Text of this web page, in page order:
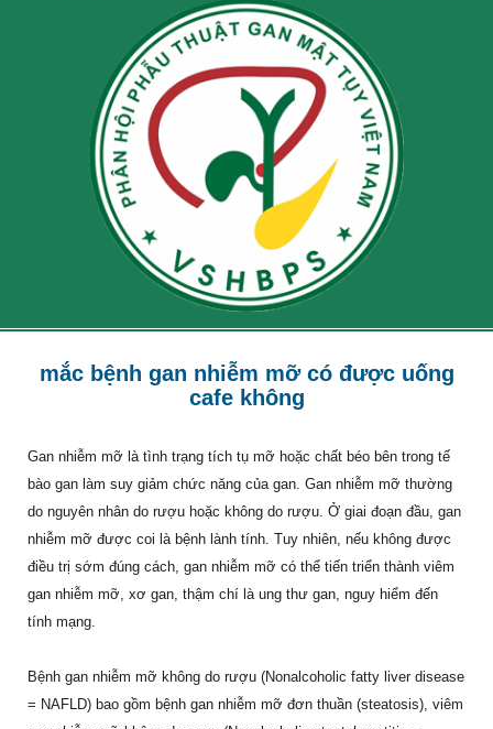
mắc bệnh gan nhiễm mỡ có được uống
cafe không
Gan nhiễm mỡ là tình trạng tích tụ mỡ hoặc chất béo bên trong tế
bào gan làm suy giảm chức năng của gan. Gan nhiễm mỡ thường
do nguyên nhân do rượu hoặc không do rượu. Ở giai đoạn đầu, gan
nhiễm mỡ được coi là bệnh lành tính. Tuy nhiên, nếu không được
điều trị sớm đúng cách, gan nhiễm mỡ có thể tiến triển thành viêm
gan nhiễm mỡ, xơ gan, thậm chí là ung thư gan, nguy hiểm đến
tính mạng.
Bệnh gan nhiễm mỡ không do rượu (Nonalcoholic fatty liver disease
= NAFLD) bao gồm bệnh gan nhiễm mỡ đơn thuần (steatosis), viêm